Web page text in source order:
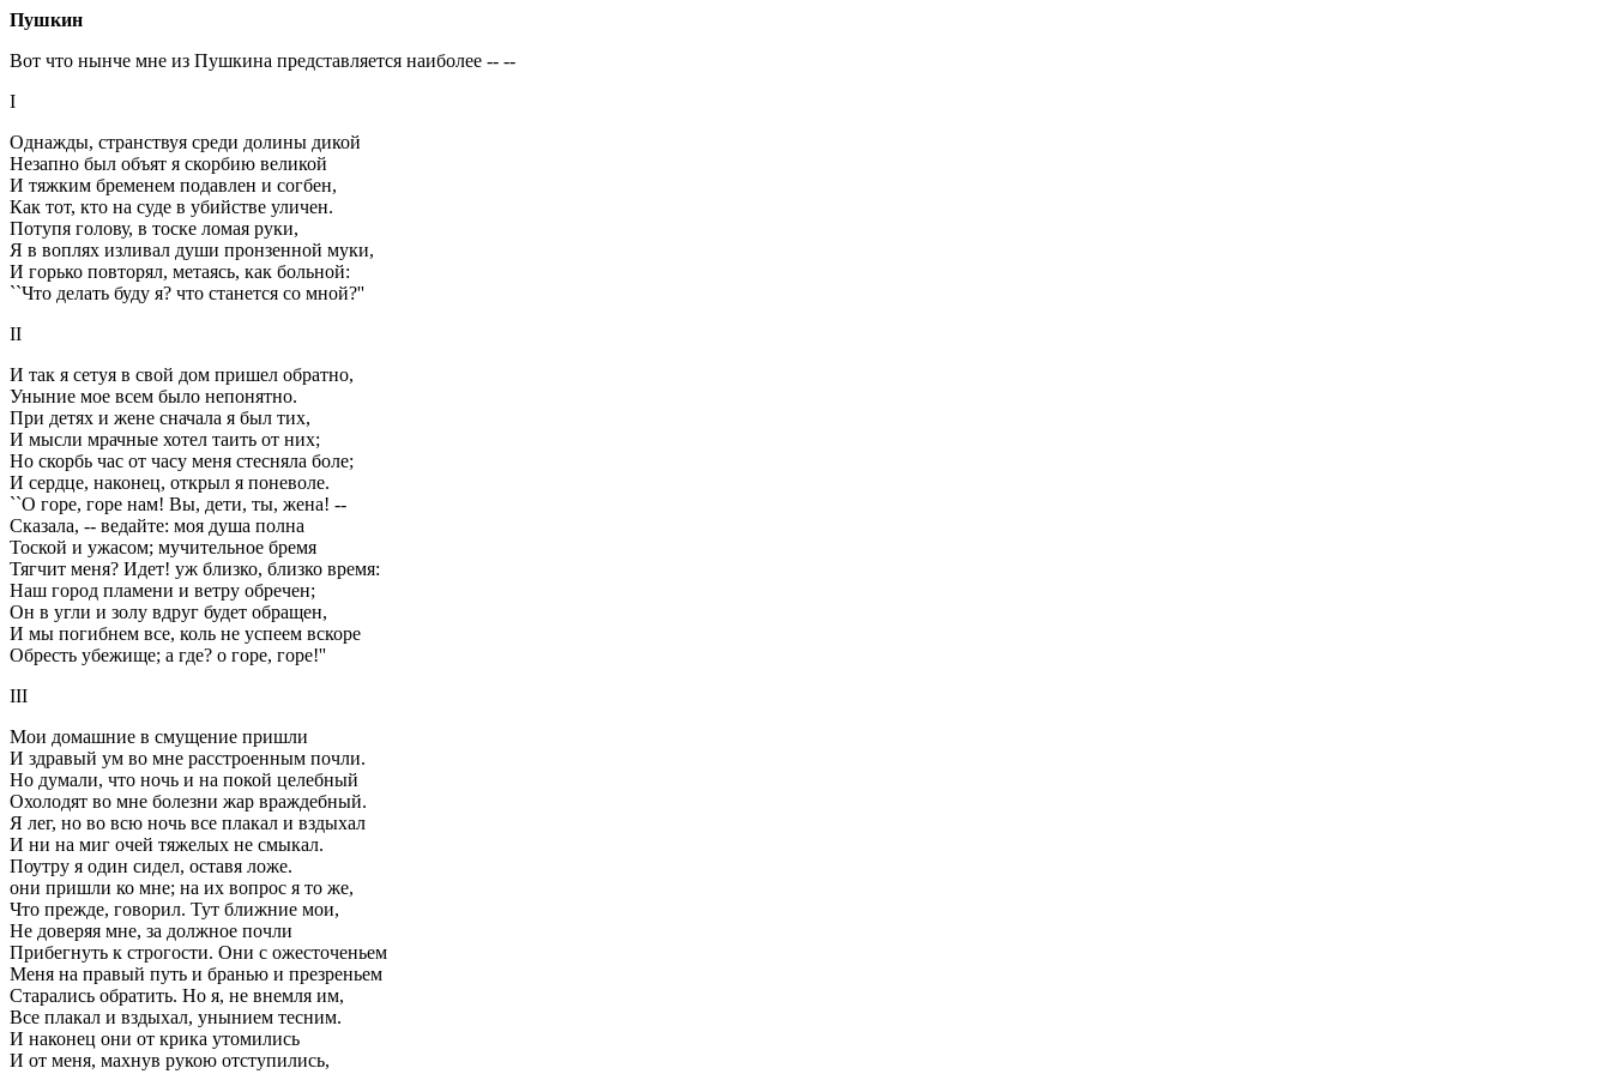
Пушкин
Вот что нынче мне из Пушкина представляется наиболее -- --
I
Однажды, странствуя среди долины дикой
Незапно был объят я скорбию великой
И тяжким бременем подавлен и согбен,
Как тот, кто на суде в убийстве уличен.
Потупя голову, в тоске ломая руки,
Я в воплях изливал души пронзенной муки,
И горько повторял, метаясь, как больной:
``Что делать буду я? что станется со мной?''
II
И так я сетуя в свой дом пришел обратно,
Уныние мое всем было непонятно.
При детях и жене сначала я был тих,
И мысли мрачные хотел таить от них;
Но скорбь час от часу меня стесняла боле;
И сердце, наконец, открыл я поневоле.
``О горе, горе нам! Вы, дети, ты, жена! --
Сказала, -- ведайте: моя душа полна
Тоской и ужасом; мучительное бремя
Тягчит меня? Идет! уж близко, близко время:
Наш город пламени и ветру обречен;
Он в угли и золу вдруг будет обращен,
И мы погибнем все, коль не успеем вскоре
Обресть убежище; а где? о горе, горе!''
III
Мои домашние в смущение пришли
И здравый ум во мне расстроенным почли.
Но думали, что ночь и на покой целебный
Охолодят во мне болезни жар враждебный.
Я лег, но во всю ночь все плакал и вздыхал
И ни на миг очей тяжелых не смыкал.
Поутру я один сидел, оставя ложе.
они пришли ко мне; на их вопрос я то же,
Что прежде, говорил. Тут ближние мои,
Не доверяя мне, за должное почли
Прибегнуть к строгости. Они с ожесточеньем
Меня на правый путь и бранью и презреньем
Старались обратить. Но я, не внемля им,
Все плакал и вздыхал, унынием тесним.
И наконец они от крика утомились
И от меня, махнув рукою отступились,